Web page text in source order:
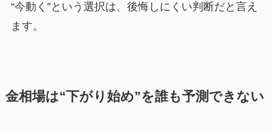
“今動く”という選択は、後悔しにくい判断だと言え
ます。
金相場は“下がり始め”を誰も予測できない